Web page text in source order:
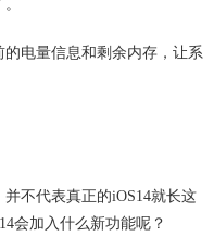
电量信息和剩余内存，让系
不代表真正的iOS14就长这
会加入什么新功能呢？